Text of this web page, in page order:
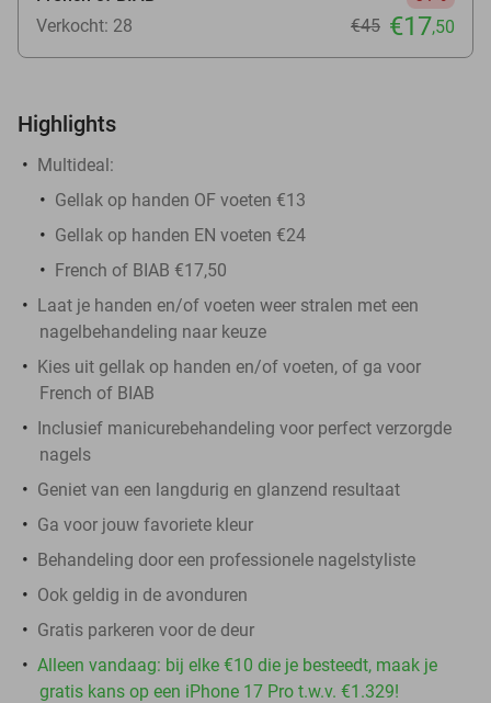
Verkocht: 28
€45 €17,50
Highlights
Multideal:
Gellak op handen OF voeten €13
Gellak op handen EN voeten €24
French of BIAB €17,50
Laat je handen en/of voeten weer stralen met een
nagelbehandeling naar keuze
Kies uit gellak op handen en/of voeten, of ga voor
French of BIAB
Inclusief manicurebehandeling voor perfect verzorgde
nagels
Geniet van een langdurig en glanzend resultaat
Ga voor jouw favoriete kleur
Behandeling door een professionele nagelstyliste
Ook geldig in de avonduren
Gratis parkeren voor de deur
Alleen vandaag: bij elke €10 die je besteedt, maak je
gratis kans op een iPhone 17 Pro t.w.v. €1.329!